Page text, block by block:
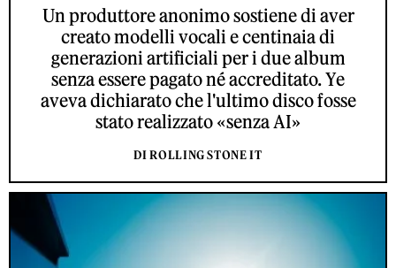
Un produttore anonimo sostiene di aver
creato modelli vocali e centinaia di
generazioni artificiali per i due album
senza essere pagato né accreditato. Ye
aveva dichiarato che l'ultimo disco fosse
stato realizzato «senza AI»
DI ROLLING STONE IT